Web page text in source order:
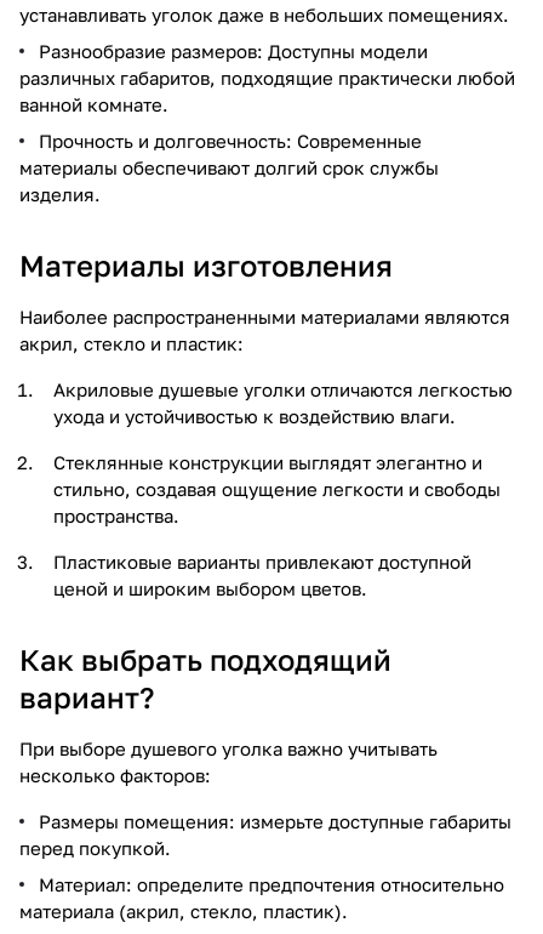
устанавливать уголок даже в небольших помещениях.
Разнообразие размеров: Доступны модели
различных габаритов, подходящие практически любой
ванной комнате.
Прочность и долговечность: Современные
материалы обеспечивают долгий срок службы
изделия.
Материалы изготовления
Наиболее распространенными материалами являются
акрил, стекло и пластик:
Акриловые душевые уголки отличаются легкостью
ухода и устойчивостью к воздействию влаги.
Стеклянные конструкции выглядят элегантно и
стильно, создавая ощущение легкости и свободы
пространства.
Пластиковые варианты привлекают доступной
ценой и широким выбором цветов.
Как выбрать подходящий
вариант?
При выборе душевого уголка важно учитывать
несколько факторов:
Размеры помещения: измерьте доступные габариты
перед покупкой.
Материал: определите предпочтения относительно
материала (акрил, стекло, пластик).